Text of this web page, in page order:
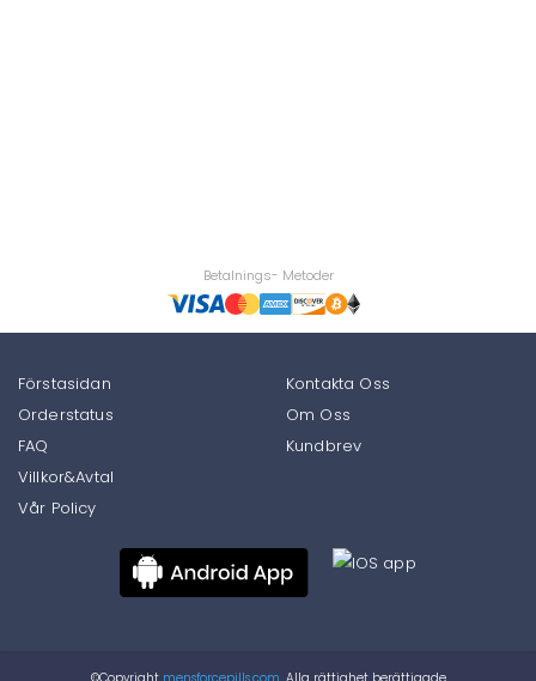
Betalnings- Metoder
Förstasidan
Orderstatus
FAQ
Kontakta Oss
Om Oss
Kundbrev
Villkor&Avtal
Vår Policy